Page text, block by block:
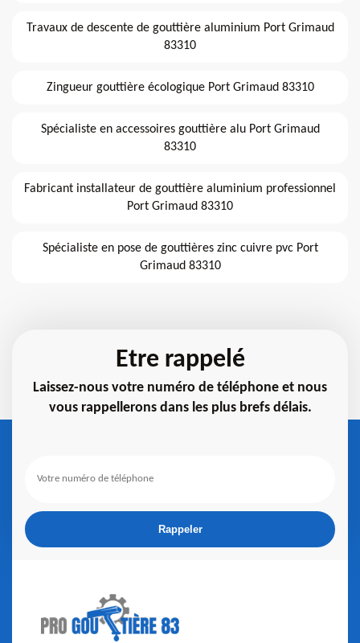
Travaux de descente de gouttière aluminium Port Grimaud
83310
Zingueur gouttière écologique Port Grimaud 83310
Spécialiste en accessoires gouttière alu Port Grimaud
83310
Fabricant installateur de gouttière aluminium professionnel
Port Grimaud 83310
Spécialiste en pose de gouttières zinc cuivre pvc Port
Grimaud 83310
Etre rappelé
Laissez-nous votre numéro de téléphone et nous
vous rappellerons dans les plus brefs délais.